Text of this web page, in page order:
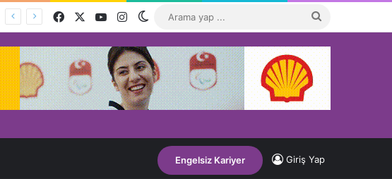
Facebook YouTubeInstagramDış görünümü değiştir
...
Engelsiz Kariyer Giriş Yap